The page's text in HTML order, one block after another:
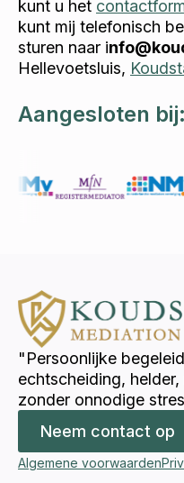
kunt u het
kunt mij telefonisch
sturen naar i
Hellevoetsluis,
Aangesloten bij:
"Persoonlijke
echtscheiding,
zonder onnodige
Neem contact op
Algemene voorwaarden